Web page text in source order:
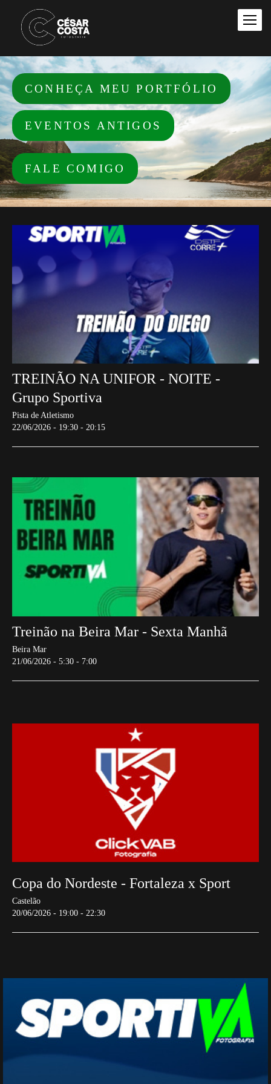
CONHEÇA MEU PORTFÓLIO
EVENTOS ANTIGOS
FALE COMIGO
TREINÃO NA UNIFOR - NOITE -
Grupo Sportiva
Pista de Atletismo
22/06/2026 - 19:30 - 20:15
Treinão na Beira Mar - Sexta Manhã
Beira Mar
21/06/2026 - 5:30 - 7:00
Copa do Nordeste - Fortaleza x Sport
Castelão
20/06/2026 - 19:00 - 22:30